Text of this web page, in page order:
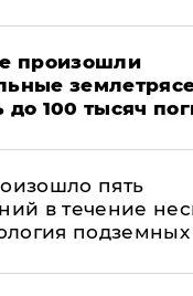
произошли
до 100 тысяч
пять
в течение
подземных